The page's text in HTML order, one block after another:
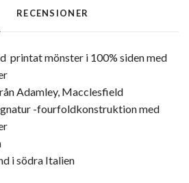
RECENSIONER
printat mönster i 100% siden med
Adamley, Macclesfield
-fourfoldkonstruktion med
i södra Italien